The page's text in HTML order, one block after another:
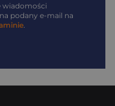
wiadomości
podany e-mail na
.